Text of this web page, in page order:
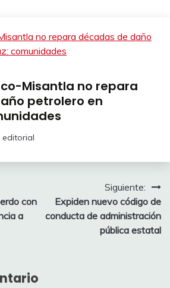
Misantla no repara
petrolero en
editorial
con
a
Siguiente:
Expiden nuevo código de
conducta de administración
pública estatal